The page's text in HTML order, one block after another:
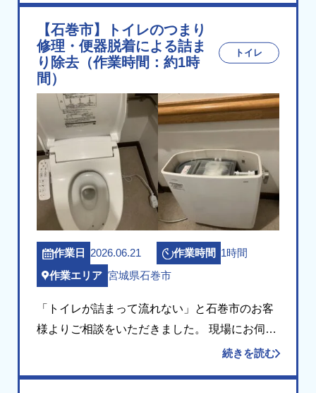
ったため […]
【石巻市】トイレのつまり
修理・便器脱着による詰ま
り除去（作業時間：約1時
間）
トイレ
作業日 2026.06.21 作業時間 1時間
作業エリア 宮城県石巻市
「トイレが詰まって流れない」と石巻市のお客
様よりご相談をいただきました。 現場にお伺い
して確認したところ、便器の排水路の奥で詰ま
続きを読む